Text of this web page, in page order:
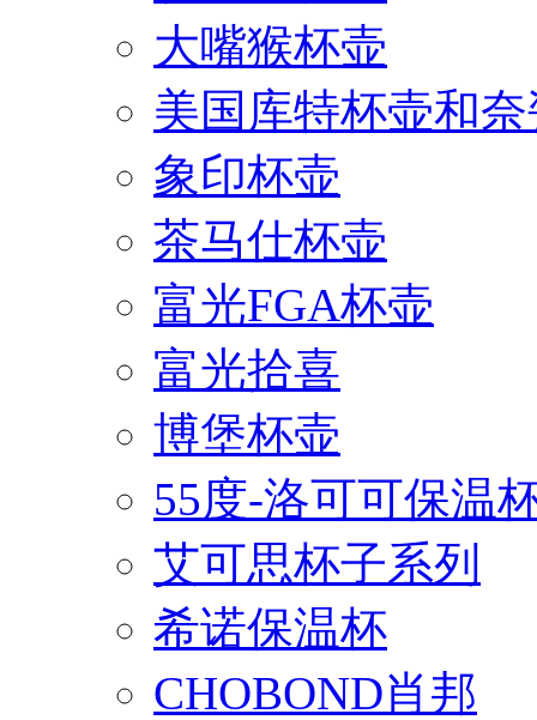
大嘴猴杯壶
美国库特杯壶和
象印杯壶
茶马仕杯壶
富光FGA杯壶
富光拾喜
博堡杯壶
55度-洛可可保温
艾可思杯子系列
希诺保温杯
CHOBOND肖邦